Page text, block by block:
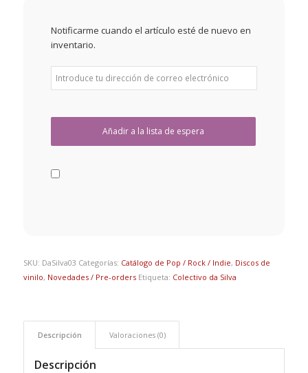
Notificarme cuando el artículo esté de nuevo en
inventario.
SKU: DaSilva03 Categorías: Catálogo de Pop / Rock / Indie, Discos de
vinilo, Novedades / Pre-orders Etiqueta: Colectivo da Silva
Descripción Valoraciones (0)
Descripción